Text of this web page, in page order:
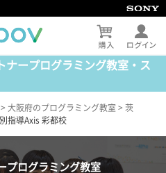
ナープログラミング教室・ス
> 大阪府のプログラミング教室 > 茨
指導Axis 彩都校
プログラミング教室